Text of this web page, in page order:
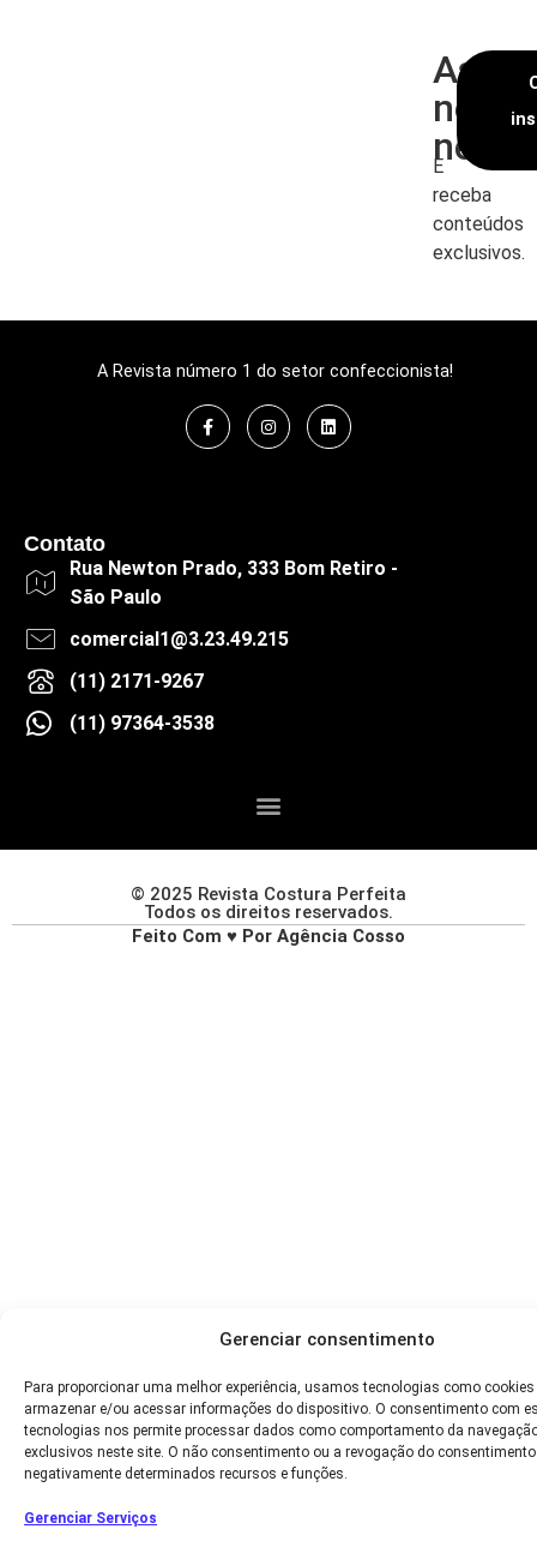
Gerenciar consentimento
Para proporcionar uma melhor experiência, usamos tecnologias como cookies
armazenar e/ou acessar informações do dispositivo. O consentimento com
tecnologias nos permite processar dados como comportamento da
exclusivos neste site. O não consentimento ou a revogação do
negativamente determinados recursos e funções.
Gerenciar Serviços
nossa
E
receba
conteúdos
exclusivos.
A Revista número 1 do setor confeccionista!
Contato
Rua Newton Prado, 333 Bom Retiro -
São Paulo
comercial1@3.23.49.215
(11) 2171-9267
(11) 97364-3538
© 2025 Revista Costura Perfeita
Todos os direitos reservados.
Feito Com ♥ Por Agência Cosso